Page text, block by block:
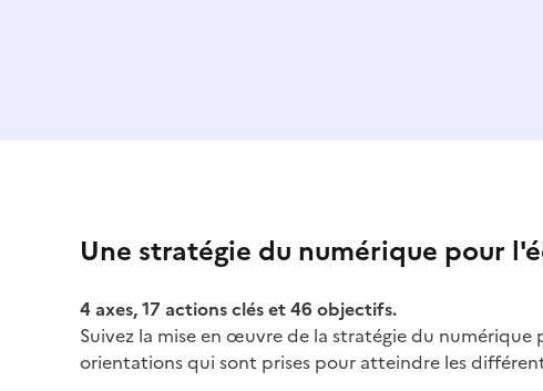
Une stratégie du numérique pour
4 axes, 17 actions clés et 46 objectifs.
Suivez la mise en œuvre de la stratégie du
orientations qui sont prises pour atteindre les